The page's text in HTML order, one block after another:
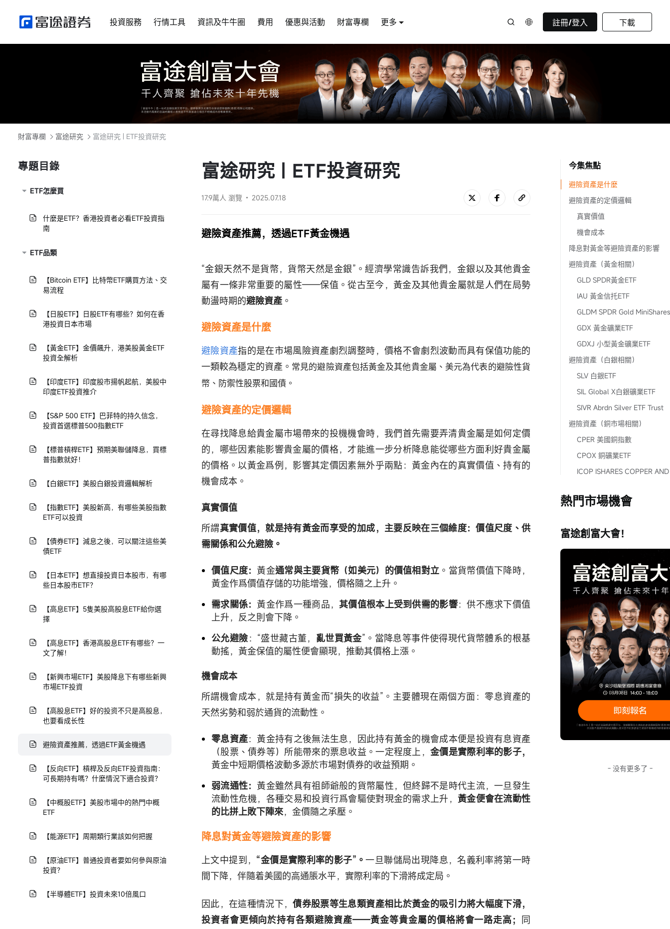
投資服務 行情工具 資訊及牛牛圈 費用 優惠與活動 財富專欄 更多 註冊/登入 下載
財富專欄 富途研究 富途研究 | ETF投資研究
專題目錄
ETF怎麼買
什麼是ETF？香港投資者必看ETF投資指
南
ETF品類
【Bitcoin ETF】比特幣ETF購買方法、交
易流程
【日股ETF】日股ETF有哪些？如何在香
港投資日本市場
【黃金ETF】金價飆升，港美股黃金ETF
投資全解析
【印度ETF】印度股市揚帆起航，美股中
印度ETF投資推介
【S&P 500 ETF】巴菲特的持久信念，
投資首選標普500指數ETF
【標普槓桿ETF】預期美聯儲降息，買標
普指數就好！
【白銀ETF】美股白銀投資邏輯解析
【指數ETF】美股新高，有哪些美股指數
ETF可以投資
【債券ETF】減息之後，可以關注這些美
債ETF
【日本ETF】想直接投資日本股市，有哪
些日本股市ETF？
【高息ETF】5隻美股高股息ETF給你選
擇
【高息ETF】香港高股息ETF有哪些？一
文了解！
【新興市場ETF】美股降息下有哪些新興
市場ETF投資
【高股息ETF】好的投资不只是高股息，
也要看成长性
避險資產推薦，透過ETF黃金機遇
【反向ETF】槓桿及反向ETF投資指南：
可長期持有嗎？什麼情況下適合投資？
【中概股ETF】美股市場中的熱門中概
ETF
【能源ETF】周期類行業該如何把握
【原油ETF】普通投資者要如何參與原油
投資？
【半導體ETF】投資未來10倍風口
富途研究 | ETF投資研究
17.9萬人 瀏覽 2025.07.18
避險資產推薦，透過ETF黃金機遇
“金銀天然不是貨幣，貨幣天然是金銀”。經濟學常識告訴我們，金銀以及其他貴金
屬有一條非常重要的屬性——保值。從古至今，黃金及其他貴金屬就是人們在局勢
動盪時期的避險資產 。
避險資產是什麼
避險資產指的是在市場風險資產劇烈調整時，價格不會劇烈波動而具有保值功能的
一類較為穩定的資產。 常見的避險資產包括黃金及其他貴金屬、美元為代表的避險性貨
幣、防禦性股票和國債。
避險資產的定價邏輯
在尋找降息給貴金屬市場帶來的投機機會時，我們首先需要弄清貴金屬是如何定價
的，哪些因素能影響貴金屬的價格，才能進一步分析降息能從哪些方面利好貴金屬
的價格。以黃金爲例，影響其定價因素無外乎兩點：黃金內在的真實價值、持有的
機會成本。
真實價值
所謂真實價值，就是持有黃金而享受的加成，主要反映在三個維度：價值尺度、供
需關係和公允避險。
價值尺度： 黃金通常與主要貨幣（如美元）的價值相對立 。當貨幣價值下降時，
黃金作爲價值存儲的功能增強，價格隨之上升。
需求關係： 黃金作爲一種商品， 其價值根本上受到供需的影響：供不應求下價值
上升，反之則會下降。
公允避險：“盛世藏古董， 亂世買黃金”。當降息等事件使得現代貨幣體系的根基
動搖，黃金保值的屬性便會顯現，推動其價格上漲。
機會成本
所謂機會成本，就是持有黃金而“損失的收益”。主要體現在兩個方面：零息資產的
天然劣勢和弱於通貨的流動性。
零息資產：黃金持有之後無法生息，因此持有黃金的機會成本便是投資有息資產
（股票、債券等）所能帶來的票息收益。一定程度上，金價是實際利率的影子，
黃金中短期價格波動多源於市場對債券的收益預期。
弱流通性： 黃金雖然具有祖師爺般的貨幣屬性，但終歸不是時代主流，一旦發生
流動性危機，各種交易和投資行爲會驅使對現金的需求上升， 黃金便會在流動性
的比拼上敗下陣來，金價隨之承壓。
降息對黃金等避險資產的影響
上文中提到， “金價是實際利率的影子”。一旦聯儲局出現降息，名義利率將第一時
間下降，伴隨着美國的高通脹水平，實際利率的下滑將成定局。
因此，在這種情況下，債券股票等生息類資產相比於黃金的吸引力將大幅度下滑，
投資者會更傾向於持有各類避險資產——黃金等貴金屬的價格將會一路走高； 同
今集焦點
避險資產是什麼
避險資產的定價邏輯
真實價值
機會成本
降息對黃金等避險資產的影響
避險資產（黃金相關）
GLD SPDR黃金ETF
IAU 黃金信托ETF
GLDM SPDR Gold
GDX 黃金礦業ETF
GDXJ 小型黃金礦業ETF
避險資產（白銀相關）
SLV 白銀ETF
SIL Global X白銀礦業ETF
SIVR Abrdn Silver ETF Trust
避險資產（銅市場相關）
CPER 美國銅指數
CPOX 銅礦業ETF
熱門市場機會
富途創富大會！
- 没有更多了 -